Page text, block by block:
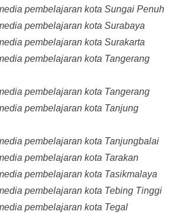
pembelajaran kota Sungai Penuh
pembelajaran kota Surabaya
pembelajaran kota Surakarta
pembelajaran kota Tangerang
pembelajaran kota Tangerang
pembelajaran kota Tanjung
pembelajaran kota Tanjungbalai
pembelajaran kota Tarakan
pembelajaran kota Tasikmalaya
pembelajaran kota Tebing Tinggi
pembelajaran kota Tegal